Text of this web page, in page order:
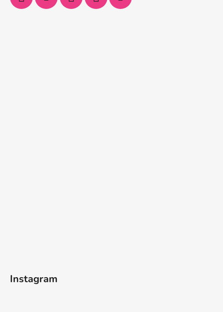
Instagram